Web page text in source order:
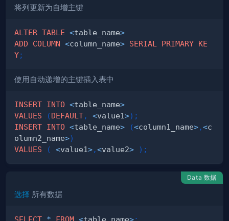
将列更新为自增主键
ALTER TABLE <table_name>
ADD
COLUMN <column_name> SERIAL PRIMARY KE
Y;
使用自动递增的主键插入表中
INSERT INTO <table_name>
VALUES
(DEFAULT, <value1>) ;
INSERT INTO <table_name> (<column1_name>,<c
olumn2_name>)
VALUES
( <value1>,<value2> ) ;
Data 数据
选择 所有数据